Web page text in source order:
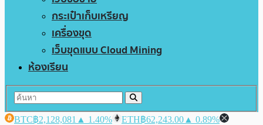
กระเป๋าเก็บเหรียญ
เครื่องขุด
เว็บขุดแบบ Cloud Mining
ห้องเรียน
BTC฿2,128,081 ▲ 1.40% ETH฿62,243.00 ▲ 0.89%